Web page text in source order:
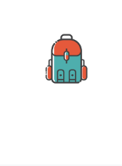
springen